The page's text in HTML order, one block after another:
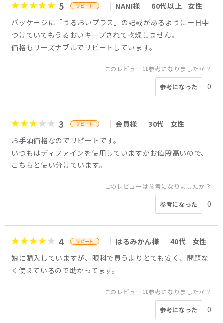
5 NANI様 60代以上
女性
パッケージに「うるおいプラス」の記載があるように一日中
つけていてもうるおいキープされて乾燥しません。
価格もリーズナブルでリピートしています。
このレビューは参考になりましたか？
参考になった 0
3 会員様 30代
女性
お手頃価格なのでリピートです。
いつもはディファインを使用していますがお値段高いので、
こちらと使い分けています。
このレビューは参考になりましたか？
参考になった 0
4 はるみかん様 40代
女性
娘に購入していますが、眼科で買うよりとても安く、問題な
く使えているので助かってます。
このレビューは参考になりましたか？
参考になった 0